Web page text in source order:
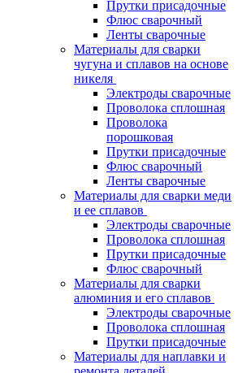
Прутки присадочные
Флюс сварочный
Ленты сварочные
Материалы для сварки
чугуна и сплавов на основе
никеля
Электроды сварочные
Проволока сплошная
Проволока
порошковая
Прутки присадочные
Флюс сварочный
Ленты сварочные
Материалы для сварки меди
и ее сплавов
Электроды сварочные
Проволока сплошная
Прутки присадочные
Флюс сварочный
Материалы для сварки
алюминия и его сплавов
Электроды сварочные
Проволока сплошная
Прутки присадочные
Материалы для наплавки и